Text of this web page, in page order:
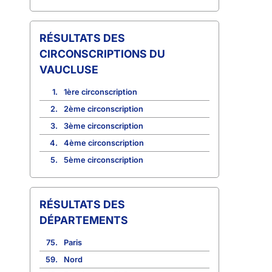
CIRCONSCRIPTIONS DU
VAUCLUSE
1.
1ère circonscription
2.
2ème circonscription
3.
3ème circonscription
4.
4ème circonscription
5.
5ème circonscription
RÉSULTATS DES
DÉPARTEMENTS
75.
Paris
59.
Nord